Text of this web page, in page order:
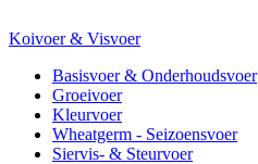
Koivoer & Visvoer
Basisvoer & Onderhoudsvoer
Groeivoer
Kleurvoer
Wheatgerm - Seizoensvoer
Siervis- & Steurvoer